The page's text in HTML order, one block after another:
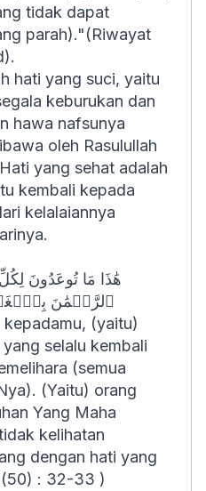
tidak dapat
parah)."(Riwayat
hati yang suci, yaitu
keburukan dan
hawa nafsunya
oleh Rasulullah
yang sehat adalah
kembali kepada
kelalaiannya
هَٰذَا مَا تُوعَدُونَ
ٱلرَّحۡمَٰنَ
(yaitu)
selalu kembali
(semua
(Yaitu) orang
Yang Maha
kelihatan
dengan hati yang
(50) : 32-33 )